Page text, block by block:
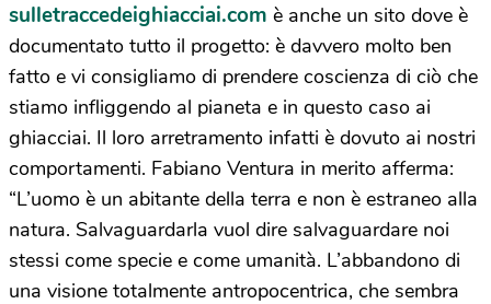
sulletraccedeighiacciai.com è anche un sito dove è
documentato tutto il progetto: è davvero molto ben
fatto e vi consigliamo di prendere coscienza di ciò che
stiamo infliggendo al pianeta e in questo caso ai
ghiacciai. Il loro arretramento infatti è dovuto ai nostri
comportamenti. Fabiano Ventura in merito afferma:
“L’uomo è un abitante della terra e non è estraneo alla
natura. Salvaguardarla vuol dire salvaguardare noi
stessi come specie e come umanità. L’abbandono di
una visione totalmente antropocentrica, che sembra